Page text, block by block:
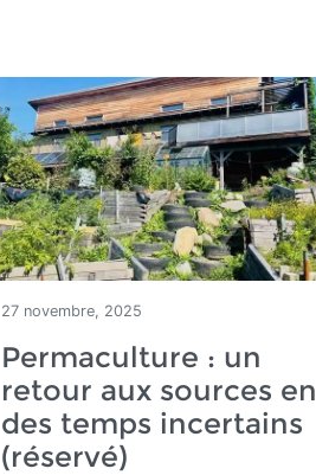
27 novembre, 2025
Permaculture : un
retour aux sources en
des temps incertains
(réservé)